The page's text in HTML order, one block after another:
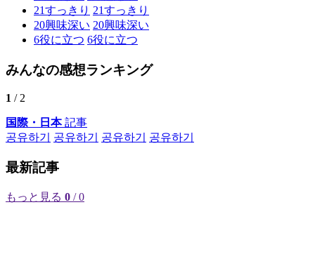
21すっきり 21すっきり
20興味深い 20興味深い
6役に立つ 6役に立つ
みんなの感想ランキング
1 / 2
国際・日本記事
공유하기
공유하기 공유하기 공유하기
最新記事
もっと見る 0 / 0